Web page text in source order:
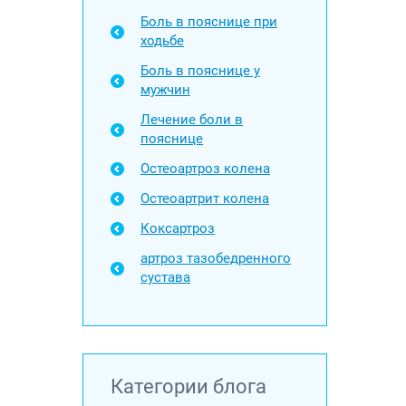
Боль в пояснице при
ходьбе
Боль в пояснице у
мужчин
Лечение боли в
пояснице
Остеоартроз колена
Остеоартрит колена
Коксартроз
артроз тазобедренного
сустава
Категории блога